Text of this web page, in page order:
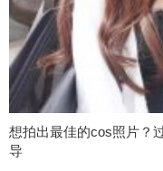
想拍出最佳的cos照片？
导